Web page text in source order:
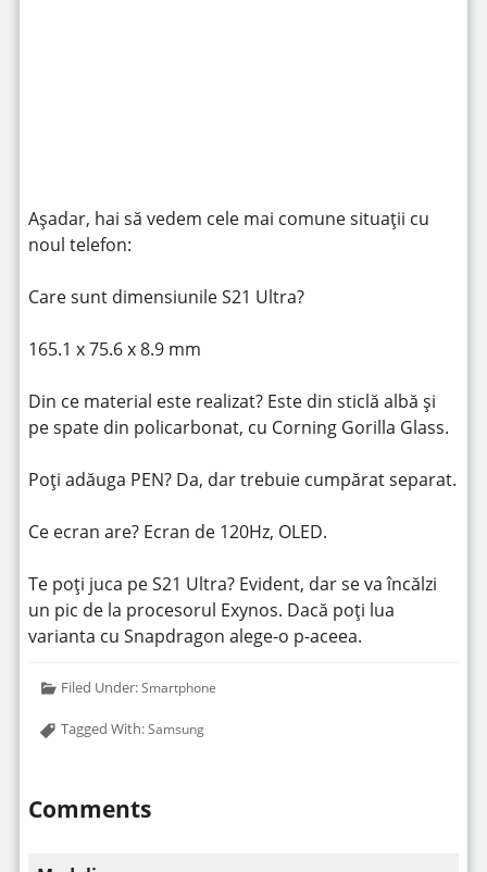
Așadar, hai să vedem cele mai comune situații cu
noul telefon:
Care sunt dimensiunile S21 Ultra?
165.1 x 75.6 x 8.9 mm
Din ce material este realizat? Este din sticlă albă și
pe spate din policarbonat, cu Corning Gorilla Glass.
Poți adăuga PEN? Da, dar trebuie cumpărat separat.
Ce ecran are? Ecran de 120Hz, OLED.
Te poți juca pe S21 Ultra? Evident, dar se va încălzi
un pic de la procesorul Exynos. Dacă poți lua
varianta cu Snapdragon alege-o p-aceea.
Filed Under:Smartphone
Tagged With:Samsung
Comments